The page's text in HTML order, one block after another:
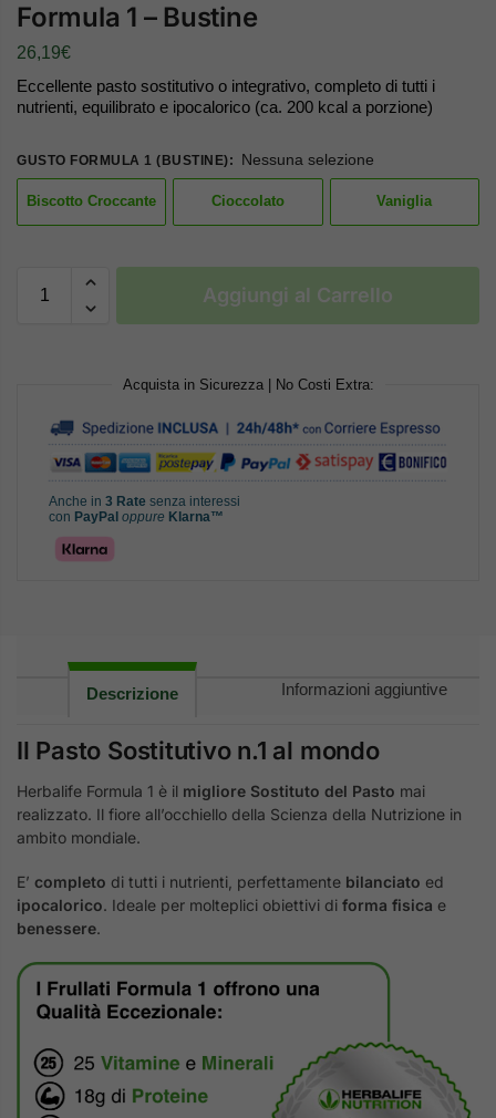
Formula 1 – Bustine
26,19€
Eccellente pasto sostitutivo o integrativo, completo di tutti i
nutrienti, equilibrato e ipocalorico (ca. 200 kcal a porzione)
GUSTO FORMULA 1 (BUSTINE): Nessuna selezione
Biscotto Croccante Cioccolato Vaniglia
Aggiungi al Carrello
Acquista in Sicurezza | No Costi Extra:
Anche in 3 Rate senza interessi
con PayPal oppure Klarna™
Descrizione Informazioni aggiuntive
Il Pasto Sostitutivo n.1 al mondo
Herbalife Formula 1 è il migliore Sostituto del Pasto mai
realizzato. Il fiore all’occhiello della Scienza della Nutrizione in
ambito mondiale.
E’ completo di tutti i nutrienti, perfettamente bilanciato ed
ipocalorico. Ideale per molteplici obiettivi di forma fisica e
benessere.